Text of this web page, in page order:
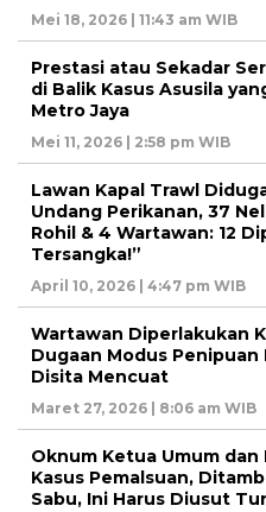
Mei 18, 2026 | 11:43 am WIB
Prestasi atau Sekadar
di Balik Kasus Asusila
Metro Jaya
Mei 11, 2026 | 2:58 pm WIB
Lawan Kapal Trawl
Undang Perikanan, 37
Rohil & 4 Wartawan: 12
Tersangka!”
April 10, 2026 | 4:47 pm WIB
Wartawan Diperlakukan
Dugaan Modus
Disita Mencuat
Maret 27, 2026 | 8:06 am WIB
Oknum Ketua Umum
Kasus Pemalsuan,
Sabu, Ini Harus Diusut